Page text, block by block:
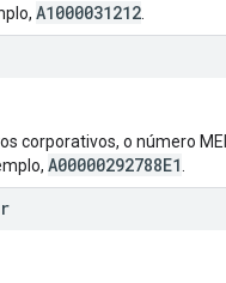
A1000031212
corporativos, o número
A00000292788E1